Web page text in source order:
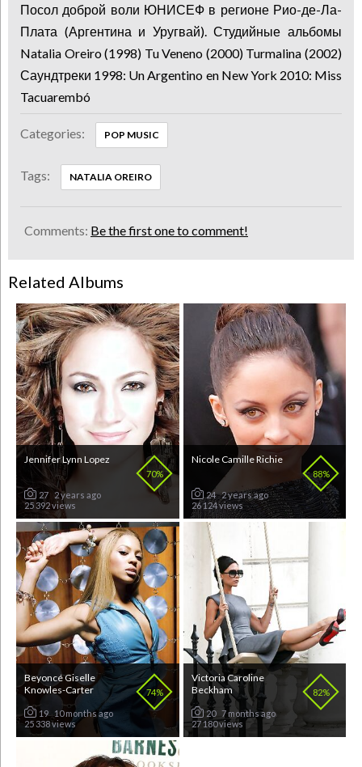
Посол доброй воли ЮНИСЕФ в регионе Рио-де-Ла-
Плата (Аргентина и Уругвай). Студийные альбомы
Natalia Oreiro (1998) Tu Veneno (2000) Turmalina (2002)
Саундтреки 1998: Un Argentino en New York 2010: Miss
Tacuarembó
Categories: POP MUSIC
Tags: NATALIA OREIRO
Comments: Be the first one to comment!
Related Albums
70%
Jennifer Lynn Lopez
27
2 years ago
25 392 views
88%
Nicole Camille Richie
24 2 years ago
26 124 views
74%
Beyoncé Giselle
Knowles-Carter
19
10 months ago
25 338 views
82%
Victoria Caroline
Beckham
20 7 months ago
27 180 views